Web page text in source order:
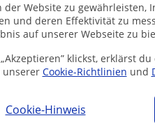
der Website zu gewährleisten,
und deren Effektivität zu
auf unserer Webseite zu
klickst, erklärst
unserer Cookie-Richtlinien und
Cookie-Hinweis
Englisch:
Hallo! Mein
einem